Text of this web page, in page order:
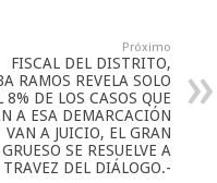
Próximo
FISCAL DEL DISTRITO,
RAMOS REVELA SOLO
8% DE LOS CASOS QUE
A ESA DEMARCACIÓN
VAN A JUICIO, EL GRAN
GRUESO SE RESUELVE A
TRAVEZ DEL DIÁLOGO.-